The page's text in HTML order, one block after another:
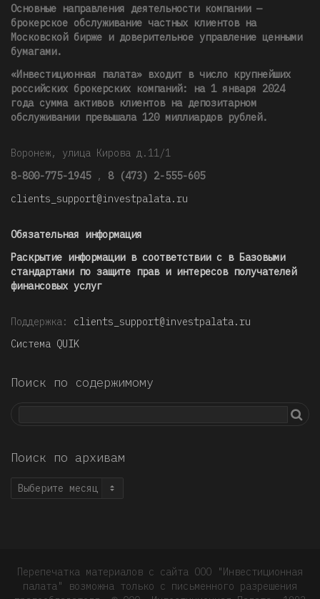
Основные направления деятельности компании —
брокерское обслуживание частных клиентов на
Московской бирже и доверительное управление ценными
бумагами.
«Инвестиционная палата» входит в число крупнейших
российских брокерских компаний: на 1 января 2024
года сумма активов клиентов на депозитарном
обслуживании превышала 120 миллиардов рублей.
Воронеж, улица Кирова д.11/1
8-800-775-1945 , 8 (473) 2-555-605
clients_support@investpalata.ru
Обязательная информация
Раскрытие информации в соответствии с в Базовыми
стандартами по защите прав и интересов получателей
финансовых услуг
Поддержка: clients_support@investpalata.ru
Система QUIK
Поиск по содержимому
Поиск по архивам
Поиск
Перепечатка материалов с сайта ООО "Инвестиционная
палата" возможна только с письменного разрешения